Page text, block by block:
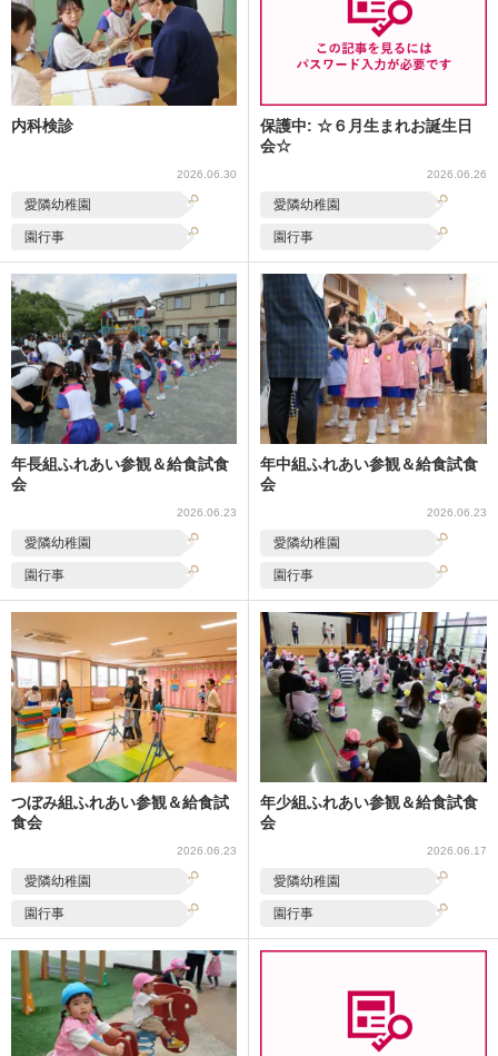
内科検診
2026.06.30
愛隣幼稚園
園行事
保護中: ☆６月生まれお誕生日
会☆
2026.06.26
愛隣幼稚園
園行事
年長組ふれあい参観＆給食試食
会
2026.06.23
愛隣幼稚園
園行事
年中組ふれあい参観＆給食試食
会
2026.06.23
愛隣幼稚園
園行事
つぼみ組ふれあい参観＆給食試
食会
2026.06.23
愛隣幼稚園
園行事
年少組ふれあい参観＆給食試食
会
2026.06.17
愛隣幼稚園
園行事